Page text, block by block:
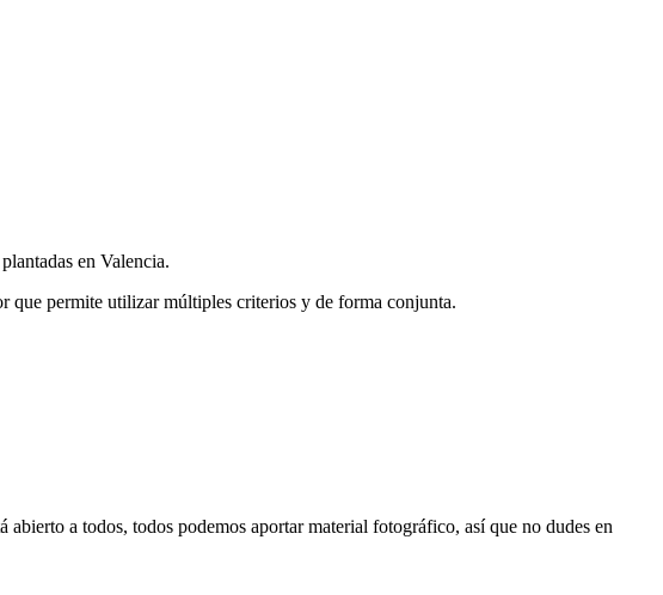
en Valencia.
que permite utilizar múltiples criterios y de forma conjunta.
abierto a todos, todos podemos aportar material fotográfico, así que no dudes en